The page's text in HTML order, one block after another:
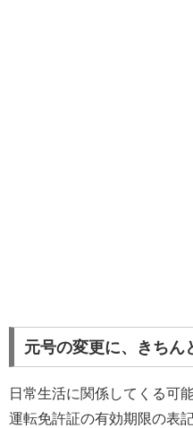
元号の変更に、きちん
日常生活に関係してくる可
運転免許証の有効期限の表